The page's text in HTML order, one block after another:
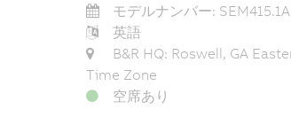
モデルナンバー: SEM415.1A
英語
B&R HQ: Roswell, GA
Time Zone
空席あり